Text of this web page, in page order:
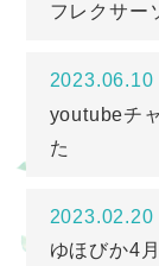
フレクサー
2023.06.10
youtubeチ
た
2023.02.20
ゆほびか4